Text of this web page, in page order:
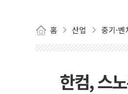
홈 산업 중기·벤
한컴, 스